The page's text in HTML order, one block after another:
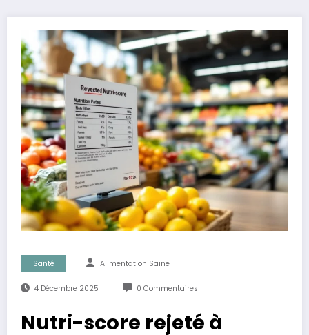
Santé Alimentation Saine
4 Décembre 2025 0 Commentaires
Nutri-score rejeté à